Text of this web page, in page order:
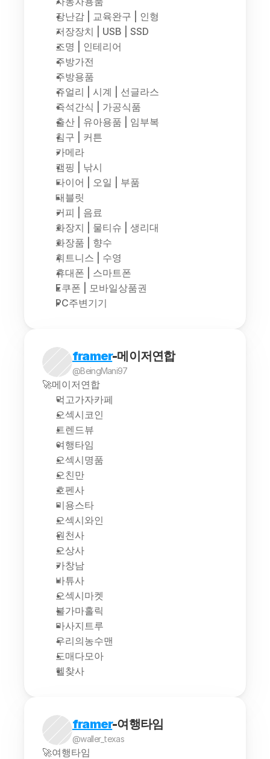
장난감 | 교육완구 | 인형
저장장치 | USB | SSD
조명 | 인테리어
주방가전
주방용품
쥬얼리 | 시계 | 선글라스
즉석간식 | 가공식품
출산 | 유아용품 | 임부복
침구 | 커튼
카메라
캠핑 | 낚시
타이어 | 오일 | 부품
태블릿
커피 | 음료
화장지 | 물티슈 | 생리대
화장품 | 향수
휘트니스 | 수영
휴대폰 | 스마트폰
E쿠폰 | 모바일상품권
PC주변기기
framer-메이저연합
@BeingMani97
🚀메이저연합
먹고가자카페
오섹시코인
트렌드뷰
여행타임
오섹시명품
오친만
호펜사
미용스타
오섹시와인
원천사
오상사
카창남
바튜사
오섹시마켓
불가마홀릭
마사지트루
우리의농수맨
도매다모아
헬찾사
framer-여행타임
@waller_texas
🚀여행타임